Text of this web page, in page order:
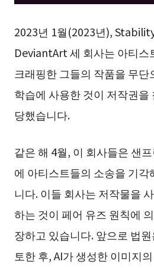
2023년 1월(2023년),
DeviantArt 세 회사는 아티스
크래핑한 그들의 작품을 무단
학습에 사용한 것이 저작권을
당했습니다.
같은 해 4월, 이 회사들은 샌
에 아티스트들의 소송을 기각
니다. 이들 회사는 저작물을
하는 것이 페어 유즈 원칙에
장하고 있습니다. 앞으로 법
토한 후, AI가 생성한 이미지